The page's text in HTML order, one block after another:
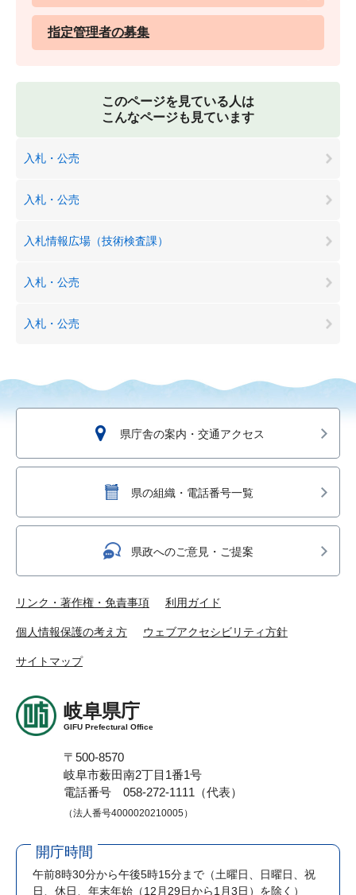
指定管理者の募集
このページを見ている人は
こんなページも見ています
入札・公売
入札・公売
入札情報広場（技術検査課）
入札・公売
入札・公売
県庁舎の案内・交通アクセス
県の組織・電話番号一覧
県政へのご意見・ご提案
リンク・著作権・免責事項 利用ガイド
個人情報保護の考え方 ウェブアクセシビリティ方針
サイトマップ
岐阜県庁
GIFU Prefectural Office
〒500-8570
岐阜市薮田南2丁目1番1号
電話番号 058-272-1111（代表）
（法人番号4000020210005）
開庁時間
午前8時30分から午後5時15分まで （土曜日、日曜日、祝
日、休日、年末年始（12月29日から1月3日）を除く）